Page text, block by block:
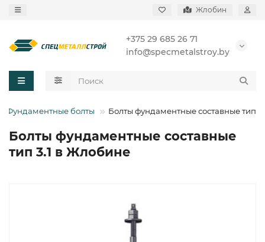
Жлобин
+375 29 685 26 71
info@specmetalstroy.by
Фундаментные болты Болты фундаментные составные тип
Болты фундаментные составные
тип 3.1 в Жлобине